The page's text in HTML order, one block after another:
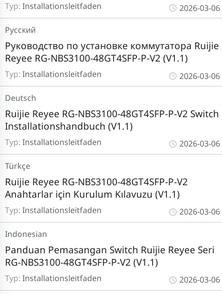
Typ: Installationsleitfaden 2026-03-06
Typ: Installationsleitfaden
Руководство по установке коммутатора Ruijie
Reyee RG-NBS3100-48GT4SFP-P-V2 (V1.1)
Pусский
2026-03-06
Typ: Installationsleitfaden
Ruijie Reyee RG-NBS3100-48GT4SFP-P-V2 Switch
Installationshandbuch (V1.1)
Deutsch
2026-03-06
Typ: Installationsleitfaden
Ruijie Reyee RG-NBS3100-48GT4SFP-P-V2
Anahtarlar için Kurulum Kılavuzu (V1.1)
Türkçe
2026-03-06
Typ: Installationsleitfaden
Panduan Pemasangan Switch Ruijie Reyee Seri
RG-NBS3100-48GT4SFP-P-V2 (V1.1)
Indonesian
2026-03-06